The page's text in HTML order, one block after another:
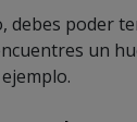
poder
un